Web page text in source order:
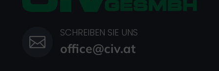

SCHREIBEN SIE UNS
office@civ.at